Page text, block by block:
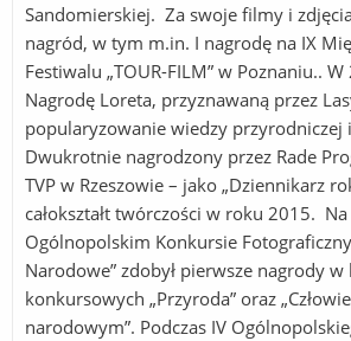
Sandomierskiej. Za swoje filmy i
nagród, w tym m.in. I nagrodę na IX
Festiwalu „TOUR-FILM” w Poznaniu..
Nagrodę Loreta, przyznawaną przez
popularyzowanie wiedzy przyrodniczej
Dwukrotnie nagrodzony przez Rade
TVP w Rzeszowie – jako „Dziennikarz
całokształt twórczości w roku 2015. Na
Ogólnopolskim Konkursie
Narodowe” zdobył pierwsze nagrody w
konkursowych „Przyroda” oraz
narodowym”. Podczas IV